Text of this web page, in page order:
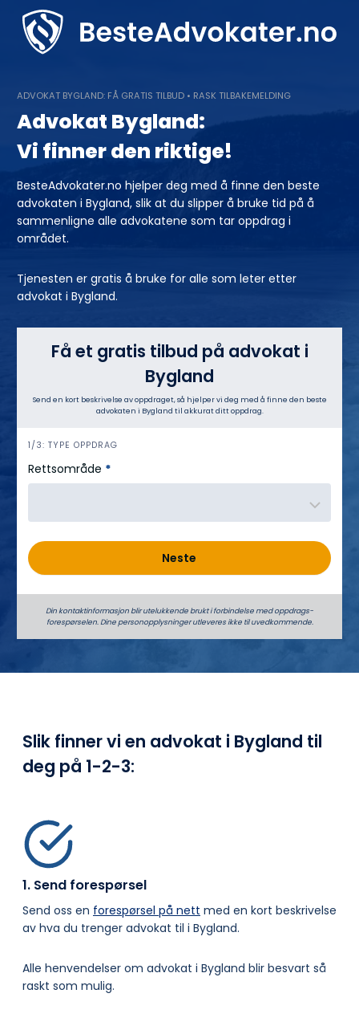
content
ADVOKAT BYGLAND: FÅ GRATIS TILBUD • RASK TILBAKEMELDING
Advokat Bygland:
Vi finner den riktige!
BesteAdvokater.no hjelper deg med å finne den beste
advokaten i Bygland, slik at du slipper å bruke tid på å
sammenligne alle advokatene som tar oppdrag i
området.
Tjenesten er gratis å bruke for alle som leter etter
advokat i Bygland.
Få et gratis tilbud på advokat i
Bygland
Send en kort beskrivelse av oppdraget, så hjelper vi deg med å finne den beste
advokaten i Bygland til akkurat ditt oppdrag.
h
e
r
1/3: TYPE OPPDRAG
Rettsområde *
Neste
Din kontaktinformasjon blir utelukkende brukt i forbindelse med oppdrags­
forespørselen. Dine person­­opplysninger utleveres ikke til uvedkommende.
Slik finner vi en advokat i Bygland til
deg på 1-2-3:
1. Send forespørsel
Send oss en forespørsel på nett med en kort beskrivelse
av hva du trenger advokat til i Bygland.
Alle henvendelser om advokat i Bygland blir besvart så
raskt som mulig.